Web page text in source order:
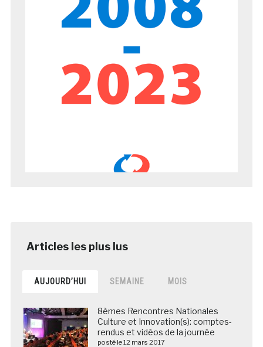
AUJOURD’HUI SEMAINE MOIS
8èmes Rencontres Nationales
Culture et Innovation(s): comptes-
rendus et vidéos de la journée
posté le 12 mars 2017